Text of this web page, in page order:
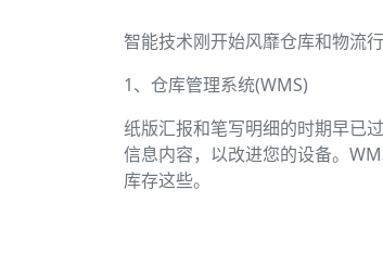
智能技术刚开始风靡仓库和物流
1、仓库管理系统(WMS)
纸版汇报和笔写明细的时期早已
信息内容，以改进您的设备。
库存这些。